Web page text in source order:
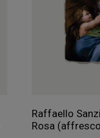
Raffaello
Rosa